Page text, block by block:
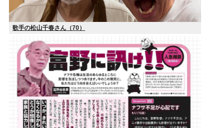
歌手の松山千春さん（70）